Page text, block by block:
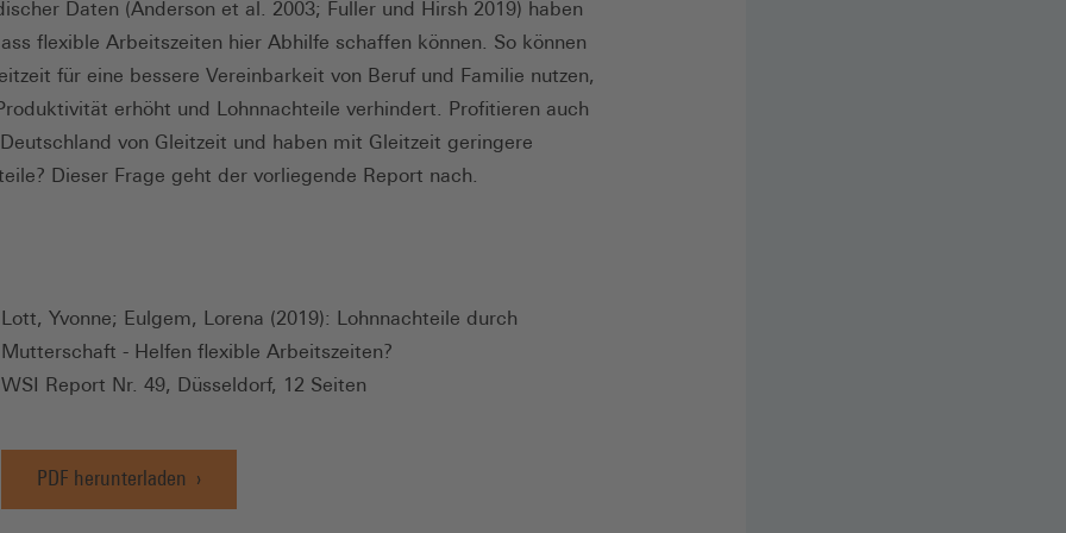
Daten (Anderson et al. 2003; Fuller und Hirsh 2019) haben
flexible Arbeitszeiten hier Abhilfe schaffen können. So können
für eine bessere Vereinbarkeit von Beruf und Familie nutzen,
erhöht und Lohnnachteile verhindert. Profitieren auch
von Gleitzeit und haben mit Gleitzeit geringere
Dieser Frage geht der vorliegende Report nach.
Lott, Yvonne; Eulgem, Lorena (2019): Lohnnachteile durch
Mutterschaft - Helfen flexible Arbeitszeiten?
WSI Report Nr. 49, Düsseldorf, 12 Seiten
PDF herunterladen